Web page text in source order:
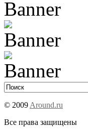
© 2009 Around.ru
Все права защищены